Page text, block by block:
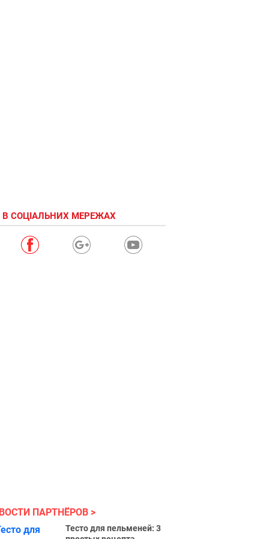
СОЦІАЛЬНИХ МЕРЕЖАХ
ПАРТНЁРОВ
Тесто для пельменей: 3